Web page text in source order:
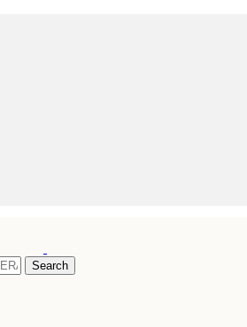
Search